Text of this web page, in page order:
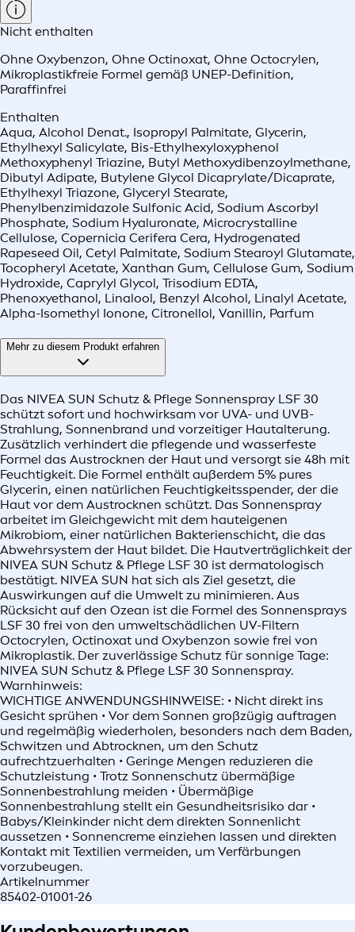
Nicht enthalten
Ohne Oxybenzon, Ohne Octinoxat, Ohne Octocrylen,
Mikroplastikfreie Formel gemäß UNEP-Definition,
Paraffinfrei
Enthalten
Aqua, Alcohol Denat., Isopropyl Palmitate, Glycerin,
Ethylhexyl Salicylate, Bis-Ethylhexyloxyphenol
Methoxyphenyl Triazine, Butyl Methoxydibenzoylmethane,
Dibutyl Adipate, Butylene Glycol Dicaprylate/Dicaprate,
Ethylhexyl Triazone, Glyceryl Stearate,
Phenylbenzimidazole Sulfonic Acid, Sodium Ascorbyl
Phosphate, Sodium Hyaluronate, Microcrystalline
Cellulose, Copernicia Cerifera Cera, Hydrogenated
Rapeseed Oil, Cetyl Palmitate, Sodium Stearoyl Glutamate,
Tocopheryl Acetate, Xanthan Gum, Cellulose Gum, Sodium
Hydroxide, Caprylyl Glycol, Trisodium EDTA,
Phenoxyethanol, Linalool, Benzyl Alcohol, Linalyl Acetate,
Alpha-Isomethyl Ionone, Citronellol, Vanillin, Parfum
Mehr zu diesem Produkt erfahren
Das NIVEA SUN Schutz & Pflege Sonnenspray LSF 30
schützt sofort und hochwirksam vor UVA- und UVB-
Strahlung, Sonnenbrand und vorzeitiger Hautalterung.
Zusätzlich verhindert die pflegende und wasserfeste
Formel das Austrocknen der Haut und versorgt sie 48h mit
Feuchtigkeit. Die Formel enthält außerdem 5% pures
Glycerin, einen natürlichen Feuchtigkeitsspender, der die
Haut vor dem Austrocknen schützt. Das Sonnenspray
arbeitet im Gleichgewicht mit dem hauteigenen
Mikrobiom, einer natürlichen Bakterienschicht, die das
Abwehrsystem der Haut bildet. Die Hautverträglichkeit der
NIVEA SUN Schutz & Pflege LSF 30 ist dermatologisch
bestätigt. NIVEA SUN hat sich als Ziel gesetzt, die
Auswirkungen auf die Umwelt zu minimieren. Aus
Rücksicht auf den Ozean ist die Formel des Sonnensprays
LSF 30 frei von den umweltschädlichen UV-Filtern
Octocrylen, Octinoxat und Oxybenzon sowie frei von
Mikroplastik. Der zuverlässige Schutz für sonnige Tage:
NIVEA SUN Schutz & Pflege LSF 30 Sonnenspray.
Warnhinweis:
WICHTIGE ANWENDUNGSHINWEISE: • Nicht direkt ins
Gesicht sprühen • Vor dem Sonnen großzügig auftragen
und regelmäßig wiederholen, besonders nach dem Baden,
Schwitzen und Abtrocknen, um den Schutz
aufrechtzuerhalten • Geringe Mengen reduzieren die
Schutzleistung • Trotz Sonnenschutz übermäßige
Sonnenbestrahlung meiden • Übermäßige
Sonnenbestrahlung stellt ein Gesundheitsrisiko dar •
Babys/Kleinkinder nicht dem direkten Sonnenlicht
aussetzen • Sonnencreme einziehen lassen und direkten
Kontakt mit Textilien vermeiden, um Verfärbungen
vorzubeugen.
Artikelnummer
85402-01001-26